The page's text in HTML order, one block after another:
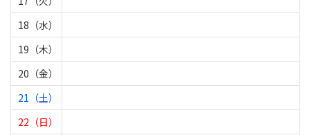
18（水）
19（木）
20（金）
21（土）
22（日）